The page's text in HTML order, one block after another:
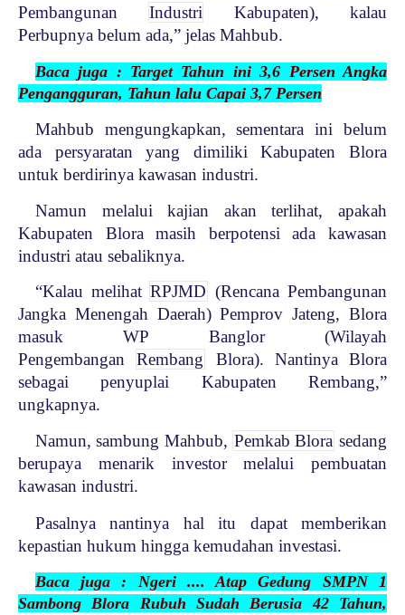
Pembangunan Industri
Kabupaten), kalau
Perbupnya belum ada,” jelas Mahbub.
Baca juga : Target Tahun ini 3,6 Persen Angka
Pengangguran, Tahun lalu Capai 3,7 Persen
Mahbub mengungkapkan, sementara ini belum
ada persyaratan yang dimiliki Kabupaten Blora
untuk berdirinya kawasan industri.
Namun melalui kajian akan terlihat, apakah
Kabupaten Blora masih berpotensi ada kawasan
industri atau sebaliknya.
“Kalau melihat RPJMD (Rencana Pembangunan
Jangka Menengah Daerah) Pemprov Jateng, Blora
masuk WP Banglor (Wilayah
Pengembangan Rembang
Blora). Nantinya Blora
sebagai penyuplai Kabupaten Rembang,”
ungkapnya.
Namun, sambung Mahbub, Pemkab Blora sedang
berupaya menarik investor melalui pembuatan
kawasan industri.
Pasalnya nantinya hal itu dapat memberikan
kepastian hukum hingga kemudahan investasi.
Baca juga : Ngeri .... Atap Gedung SMPN 1
Sambong Blora Rubuh Sudah Berusia 42 Tahun,